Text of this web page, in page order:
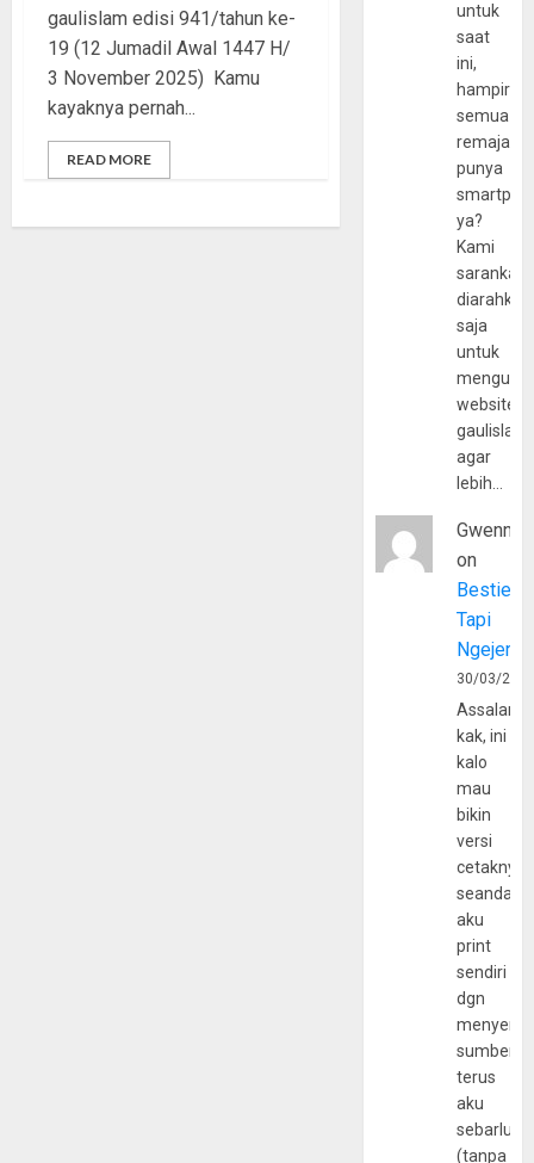
gaulislam edisi 941/tahun ke-
19 (12 Jumadil Awal 1447 H/
3 November 2025) Kamu
kayaknya pernah...
READ MORE
untuk
saat
ini,
hampir
semua
remaja
punya
ya?
Kami
sarankan,
diarahkan
saja
untuk
website
agar
lebih…
Gwenny
on
Bestie
Tapi
30/03/
kak, ini
kalo
mau
bikin
versi
cetaknya
aku
print
sendiri
dgn
sumber
terus
aku
(tanpa